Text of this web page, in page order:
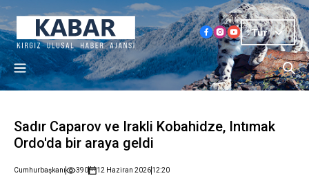
Tur
Sadır Caparov ve Irakli Kobahidze, Intımak
Ordo'da bir araya geldi
Cumhurbaşkanı 390 12 Haziran 202612:20